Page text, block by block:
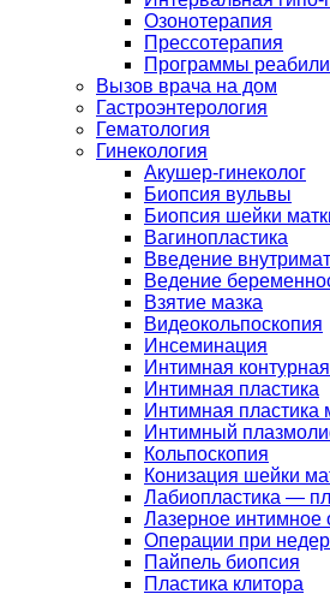
Озонотерапия
Прессотерапия
Программы
Вызов врача на дом
Гастроэнтерология
Гематология
Гинекология
Акушер-гинеколог
Биопсия вульвы
Биопсия шейки
Вагинопластика
Введение
Ведение
Взятие мазка
Видеокольпоскопия
Инсеминация
Интимная
Интимная пластика
Интимная пластика
Интимный
Кольпоскопия
Конизация шейки
Лабиопластика —
Лазерное
Операции при
Пайпель биопсия
Пластика клитора